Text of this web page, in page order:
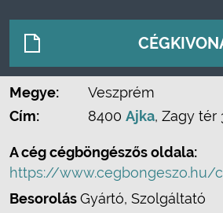
Megye:
Veszprém
Cím:
8400 Ajka, Zagy tér
A cég cégböngészős oldala:
https://www.cegbongeszo.hu/
BesorolásGyártó, Szolgáltató